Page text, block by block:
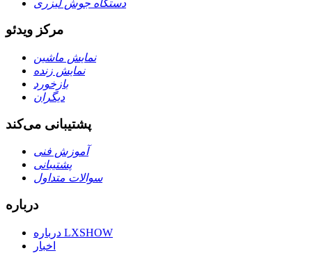
دستگاه جوش لیزری
مرکز ویدئو
نمایش ماشین
نمایش زنده
بازخورد
دیگران
پشتیبانی می‌کند
آموزش فنی
پشتیبانی
سوالات متداول
درباره
درباره LXSHOW
اخبار